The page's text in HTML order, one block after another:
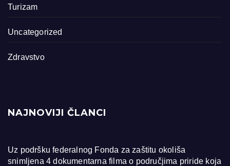
Turizam
Uncategorized
Zdravstvo
NAJNOVIJI ČLANCI
Uz podršku federalnog Fonda za zaštitu okoliša
snimljena 4 dokumentarna filma o područjima priride koja